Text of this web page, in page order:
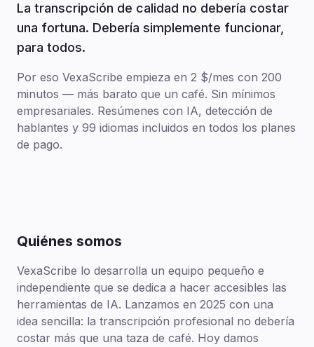
La transcripción de calidad no debería costar
una fortuna. Debería simplemente funcionar,
para todos.
Por eso VexaScribe empieza en 2 $/mes con 200
minutos — más barato que un café. Sin mínimos
empresariales. Resúmenes con IA, detección de
hablantes y 99 idiomas incluidos en todos los planes
de pago.
Quiénes somos
VexaScribe lo desarrolla un equipo pequeño e
independiente que se dedica a hacer accesibles las
herramientas de IA. Lanzamos en 2025 con una
idea sencilla: la transcripción profesional no debería
costar más que una taza de café. Hoy damos